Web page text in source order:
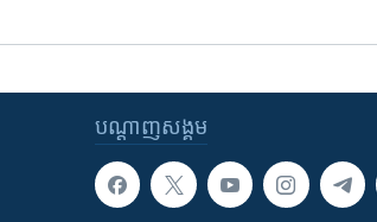
បណ្តាញ​សង្គម